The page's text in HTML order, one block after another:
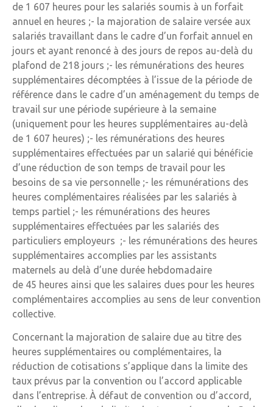
de 1 607 heures pour les salariés soumis à un forfait
annuel en heures ;- la majoration de salaire versée aux
salariés travaillant dans le cadre d’un forfait annuel en
jours et ayant renoncé à des jours de repos au-delà du
plafond de 218 jours ;- les rémunérations des heures
supplémentaires décomptées à l’issue de la période de
référence dans le cadre d’un aménagement du temps de
travail sur une période supérieure à la semaine
(uniquement pour les heures supplémentaires au-delà
de 1 607 heures) ;- les rémunérations des heures
supplémentaires effectuées par un salarié qui bénéficie
d’une réduction de son temps de travail pour les
besoins de sa vie personnelle ;- les rémunérations des
heures complémentaires réalisées par les salariés à
temps partiel ;- les rémunérations des heures
supplémentaires effectuées par les salariés des
particuliers employeurs ;- les rémunérations des heures
supplémentaires accomplies par les assistants
maternels au delà d’une durée hebdomadaire
de 45 heures ainsi que les salaires dues pour les heures
complémentaires accomplies au sens de leur convention
collective.
Concernant la majoration de salaire due au titre des
heures supplémentaires ou complémentaires, la
réduction de cotisations s’applique dans la limite des
taux prévus par la convention ou l’accord applicable
dans l’entreprise. À défaut de convention ou d’accord,